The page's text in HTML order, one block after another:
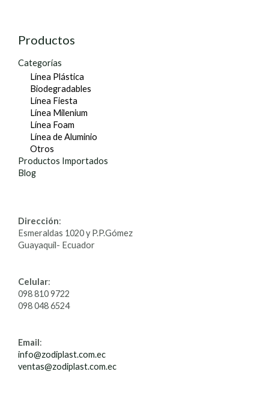
Productos
Categorías
Línea Plástica
Biodegradables
Línea Fiesta
Línea Milenium
Línea Foam
Línea de Aluminio
Otros
Productos Importados
Blog
Dirección:
Esmeraldas 1020 y P.P.Gómez
Guayaquil- Ecuador
Celular:
098 810 9722
098 048 6524
Email:
info@zodiplast.com.ec
ventas@zodiplast.com.ec